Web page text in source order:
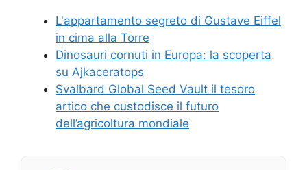
L'appartamento segreto di Gustave Eiffel
in cima alla Torre
Dinosauri cornuti in Europa: la scoperta
su Ajkaceratops
Svalbard Global Seed Vault il tesoro
artico che custodisce il futuro
dell’agricoltura mondiale